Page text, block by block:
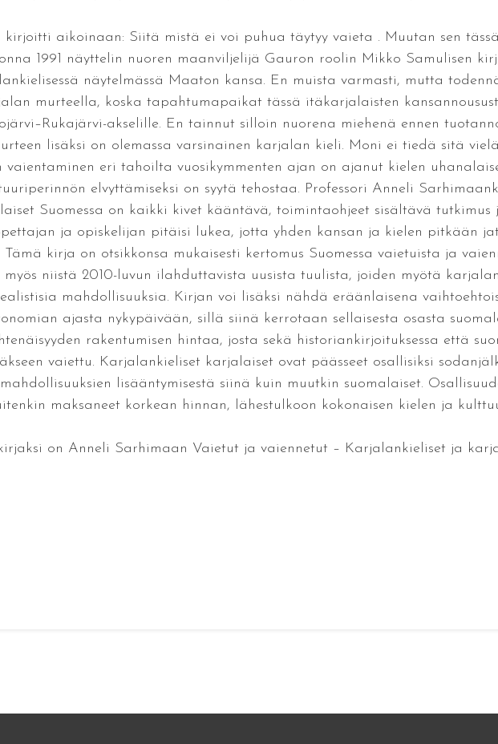
aikoinaan: Siitä mistä ei voi puhua täytyy vaieta . Muutan sen
1991 näyttelin nuoren maanviljelijä Gauron roolin Mikko Samulisen
näytelmässä Maaton kansa. En muista varmasti, mutta
murteella, koska tapahtumapaikat tässä itäkarjalaisten
akselille. En tainnut silloin nuorena miehenä ennen
lisäksi on olemassa varsinainen karjalan kieli. Moni ei tiedä sitä
eri tahoilta vuosikymmenten ajan on ajanut kielen
elvyttämiseksi on syytä tehostaa. Professori Anneli
Suomessa on kaikki kivet kääntävä, toimintaohjeet sisältävä tutkimus
ja opiskelijan pitäisi lukea, jotta yhden kansan ja kielen pitkään
kirja on otsikkonsa mukaisesti kertomus Suomessa vaietuista ja
niistä 2010-luvun ilahduttavista uusista tuulista, joiden myötä
mahdollisuuksia. Kirjan voi lisäksi nähdä eräänlaisena
ajasta nykypäivään, sillä siinä kerrotaan sellaisesta osasta
rakentumisen hintaa, josta sekä historiankirjoituksessa että
vaiettu. Karjalankieliset karjalaiset ovat päässeet osallisiksi
lisääntymisestä siinä kuin muutkin suomalaiset.
maksaneet korkean hinnan, lähestulkoon kokonaisen kielen ja
on Anneli Sarhimaan Vaietut ja vaiennetut – Karjalankieliset ja